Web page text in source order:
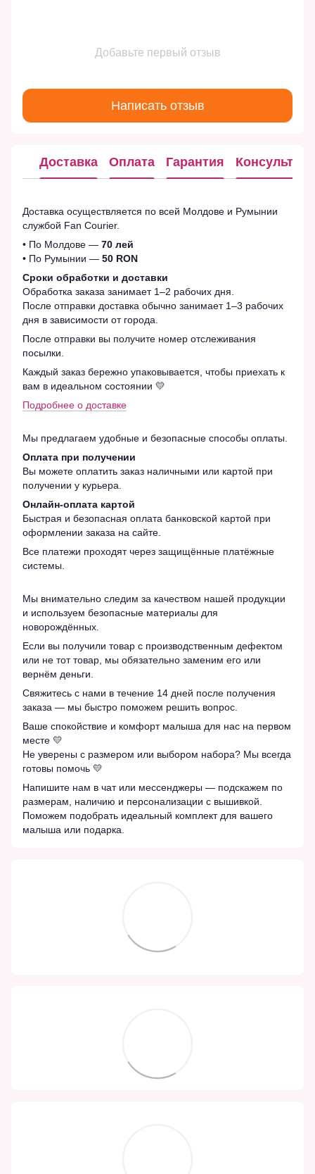
Добавьте первый отзыв
Написать отзыв
Доставка Оплата Гарантия
Доставка осуществляется по всей Молдове и Румынии
службой Fan Courier.
• По Молдове — 70 лей
• По Румынии — 50 RON
Сроки обработки и доставки
Обработка заказа занимает 1–2 рабочих дня.
После отправки доставка обычно занимает 1–3 рабочих
дня в зависимости от города.
После отправки вы получите номер отслеживания
посылки.
Каждый заказ бережно упаковывается, чтобы приехать к
вам в идеальном состоянии 💛
Подробнее о доставке
Мы предлагаем удобные и безопасные способы оплаты.
Оплата при получении
Вы можете оплатить заказ наличными или картой при
получении у курьера.
Онлайн-оплата картой
Быстрая и безопасная оплата банковской картой при
оформлении заказа на сайте.
Все платежи проходят через защищённые платёжные
системы.
Мы внимательно следим за качеством нашей продукции
и используем безопасные материалы для
новорождённых.
Если вы получили товар с производственным дефектом
или не тот товар, мы обязательно заменим его или
вернём деньги.
Свяжитесь с нами в течение 14 дней после получения
заказа — мы быстро поможем решить вопрос.
Ваше спокойствие и комфорт малыша для нас на первом
месте 💛
Не уверены с размером или выбором набора? Мы всегда
готовы помочь 💛
Напишите нам в чат или мессенджеры — подскажем по
размерам, наличию и персонализации с вышивкой.
Поможем подобрать идеальный комплект для вашего
малыша или подарка.